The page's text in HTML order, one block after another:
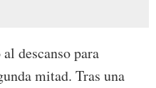
descanso para
mitad. Tras una